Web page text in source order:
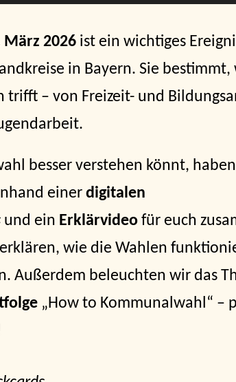
März 2026 ist ein wichtiges
in Bayern. Sie
trifft – von Freizeit- und
besser verstehen könnt,
einer digitalen
und ein Erklärvideo für euch
wie die Wahlen
Außerdem beleuchten wir das
„How to Kommunalwahl“ –